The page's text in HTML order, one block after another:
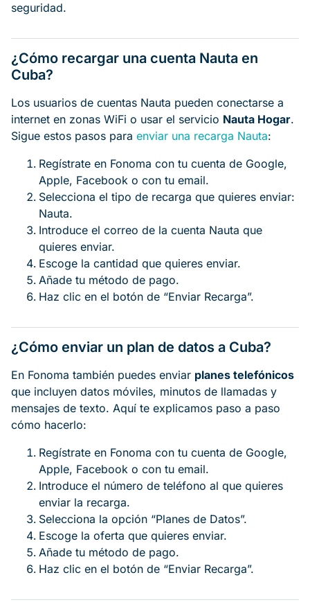
seguridad.
¿Cómo recargar una cuenta Nauta en
Cuba?
Los usuarios de cuentas Nauta pueden conectarse a
internet en zonas WiFi o usar el servicio Nauta Hogar.
Sigue estos pasos para enviar una recarga Nauta:
Regístrate en Fonoma con tu cuenta de Google,
Apple, Facebook o con tu email.
Selecciona el tipo de recarga que quieres enviar:
Nauta.
Introduce el correo de la cuenta Nauta que
quieres enviar.
Escoge la cantidad que quieres enviar.
Añade tu método de pago.
Haz clic en el botón de “Enviar Recarga”.
¿Cómo enviar un plan de datos a Cuba?
En Fonoma también puedes enviar planes telefónicos
que incluyen datos móviles, minutos de llamadas y
mensajes de texto. Aquí te explicamos paso a paso
cómo hacerlo:
Regístrate en Fonoma con tu cuenta de Google,
Apple, Facebook o con tu email.
Introduce el número de teléfono al que quieres
enviar la recarga.
Selecciona la opción “Planes de Datos”.
Escoge la oferta que quieres enviar.
Añade tu método de pago.
Haz clic en el botón de “Enviar Recarga”.